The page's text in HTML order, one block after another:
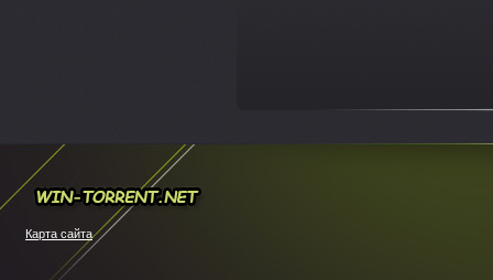
Карта сайта